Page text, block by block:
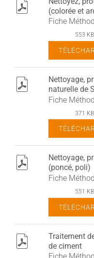
pdf(colorée et
Fiche
553 KB
pdfNettoyage,
naturelle de
Fiche
371 KB
pdfNettoyage,
(poncé, poli)
Fiche
551 KB
pdfTraitement
de ciment